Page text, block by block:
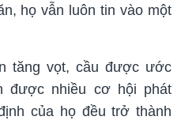
họ vẫn luôn tin vào một
tăng vọt, cầu được ước
được nhiều cơ hội phát
của họ đều trở thành